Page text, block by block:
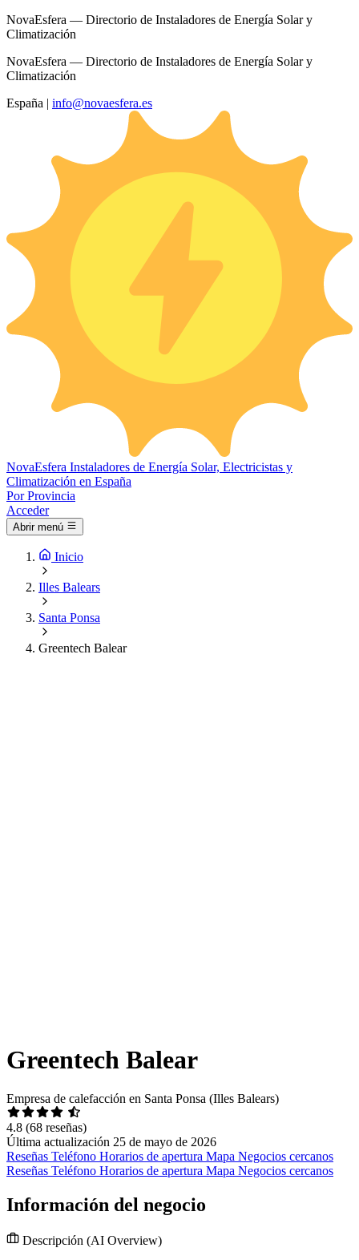
NovaEsfera — Directorio de Instaladores de Energía Solar y
Climatización
NovaEsfera — Directorio de Instaladores de Energía Solar y
Climatización
España | info@novaesfera.es
NovaEsfera Instaladores de Energía Solar, Electricistas y
Climatización en España
Por Provincia
Acceder
Abrir menú
Inicio
Illes Balears
Santa Ponsa
Greentech Balear
Greentech Balear
Empresa de calefacción en Santa Ponsa (Illes Balears)
4.8 (68 reseñas)
Última actualización 25 de mayo de 2026
Reseñas Teléfono Horarios de apertura Mapa Negocios cercanos
Reseñas Teléfono Horarios de apertura Mapa Negocios cercanos
Información del negocio
Descripción (AI Overview)